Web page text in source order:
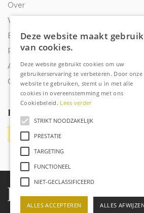
Over
Veelgestelde vragen
Bestelling traceren
Privacy & Cookies
Algemene voorwaarden
Contact
Betaalmethoden
Deze website maakt gebruik
van cookies.
Deze website gebruikt cookies om uw
gebruikerservaring te verbeteren. Door onze
website te gebruiken, stemt u in met alle
cookies in overeenstemming met ons
Cookiebeleid. Lees verder
STRIKT NOODZAKELIJK
PRESTATIE
TARGETING
FUNCTIONEEL
NIET-GECLASSIFICEERD
ALLES ACCEPTEREN ALLES